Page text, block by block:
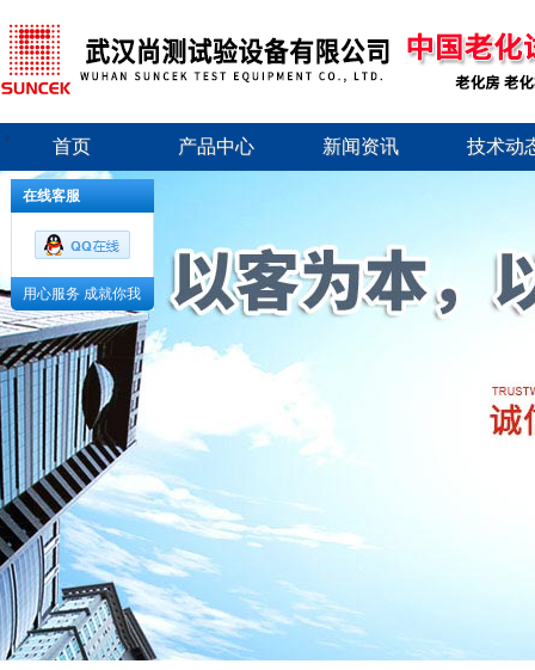
首页 产品中心 新闻资讯 技术动
在线客服
用心服务 成就你我